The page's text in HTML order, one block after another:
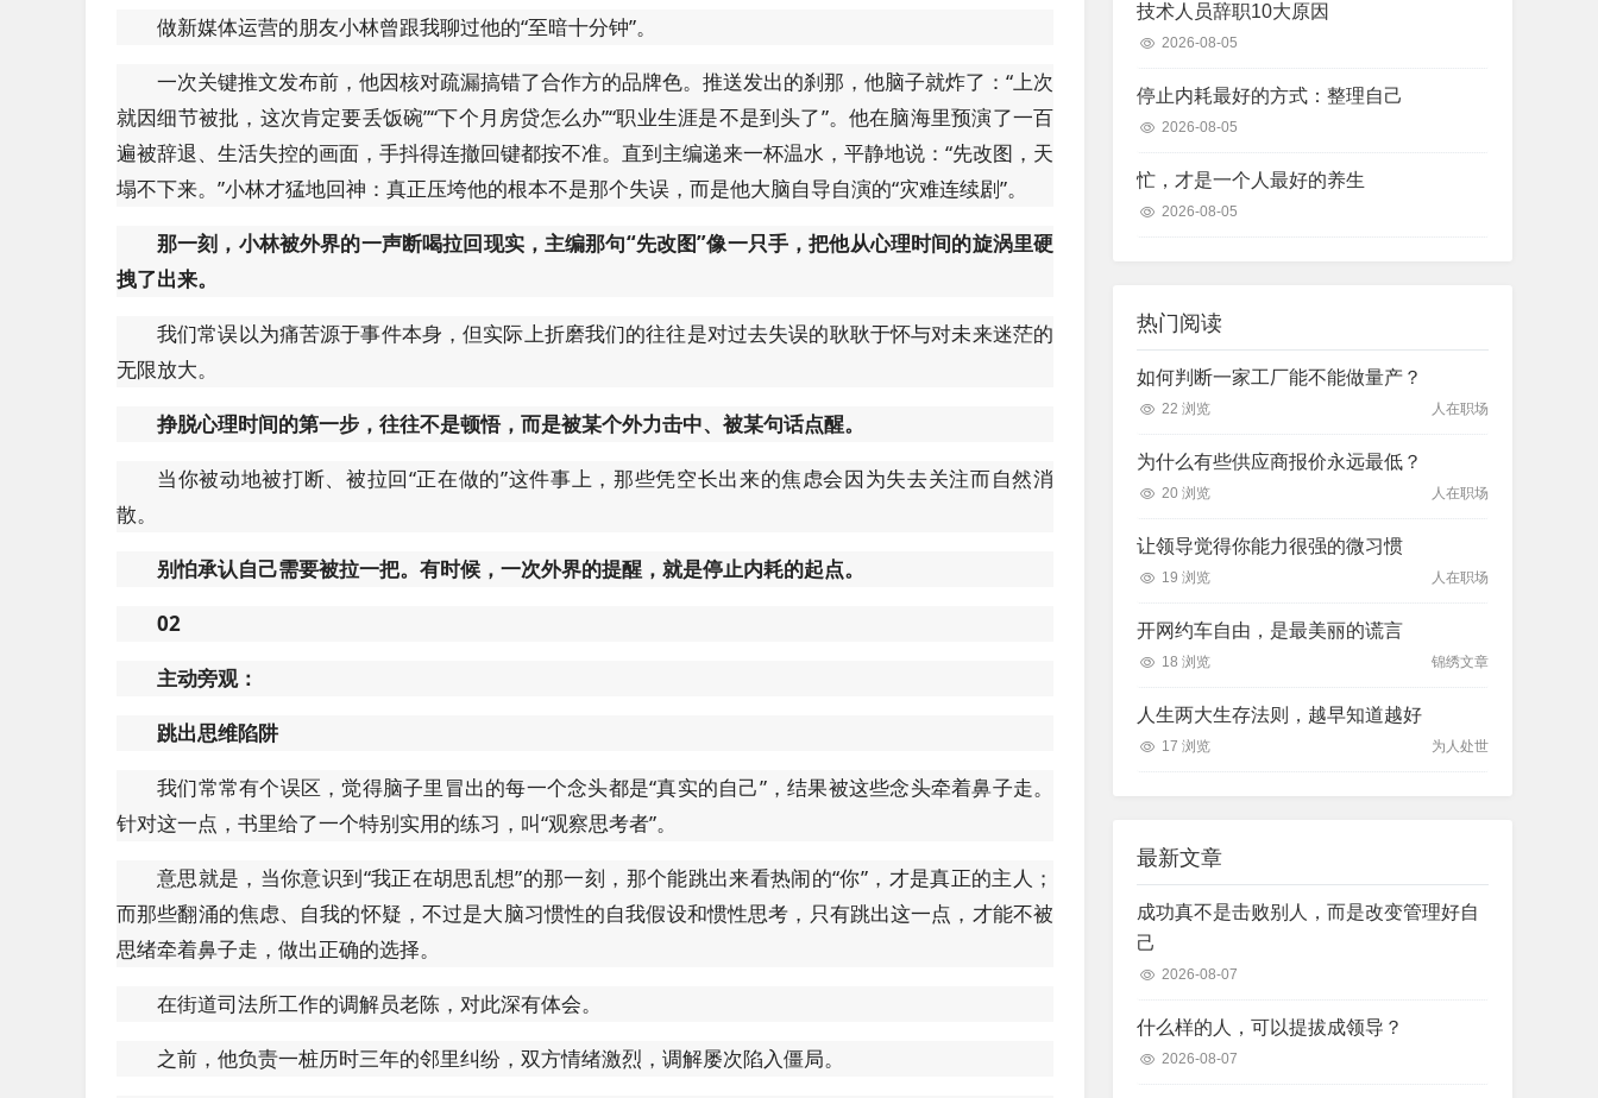
做新媒体运营的朋友小林曾跟我聊过他的“至暗十分钟”。
一次关键推文发布前，他因核对疏漏搞错了合作方的品牌色。推送发出的刹那，他脑子就炸了：“上次
就因细节被批，这次肯定要丢饭碗”“下个月房贷怎么办”“职业生涯是不是到头了”。他在脑海里预演了一百
遍被辞退、生活失控的画面，手抖得连撤回键都按不准。直到主编递来一杯温水，平静地说：“先改图，天
塌不下来。”小林才猛地回神：真正压垮他的根本不是那个失误，而是他大脑自导自演的“灾难连续剧”。
那一刻，小林被外界的一声断喝拉回现实，主编那句“先改图”像一只手，把他从心理时间的旋涡里硬
拽了出来。
我们常误以为痛苦源于事件本身，但实际上折磨我们的往往是对过去失误的耿耿于怀与对未来迷茫的
无限放大。
挣脱心理时间的第一步，往往不是顿悟，而是被某个外力击中、被某句话点醒。
当你被动地被打断、被拉回“正在做的”这件事上，那些凭空长出来的焦虑会因为失去关注而自然消
散。
别怕承认自己需要被拉一把。有时候，一次外界的提醒，就是停止内耗的起点。
02
主动旁观：
跳出思维陷阱
我们常常有个误区，觉得脑子里冒出的每一个念头都是“真实的自己”，结果被这些念头牵着鼻子走。
针对这一点，书里给了一个特别实用的练习，叫“观察思考者”。
意思就是，当你意识到“我正在胡思乱想”的那一刻，那个能跳出来看热闹的“你”，才是真正的主人；
而那些翻涌的焦虑、自我的怀疑，不过是大脑习惯性的自我假设和惯性思考，只有跳出这一点，才能不被
思绪牵着鼻子走，做出正确的选择。
在街道司法所工作的调解员老陈，对此深有体会。
之前，他负责一桩历时三年的邻里纠纷，双方情绪激烈，调解屡次陷入僵局。
技术人员辞职10大原因
2026-08-05
停止内耗最好的方式：整理自己
2026-08-05
忙，才是一个人最好的养生
2026-08-05
热门阅读
如何判断一家工厂能不能做量产？
22 浏览 人在职场
为什么有些供应商报价永远最低？
20 浏览 人在职场
让领导觉得你能力很强的微习惯
19 浏览 人在职场
开网约车自由，是最美丽的谎言
18 浏览 锦绣文章
人生两大生存法则，越早知道越好
17 浏览 为人处世
最新文章
成功真不是击败别人，而是改变管理好自
己
2026-08-07
什么样的人，可以提拔成领导？
2026-08-07